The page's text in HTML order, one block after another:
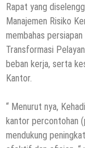
Rapat yang
Manajemen Risiko
membahas
Transformasi
beban kerja, serta
Kantor.
“ Menurut nya,
kantor percontohan
mendukung